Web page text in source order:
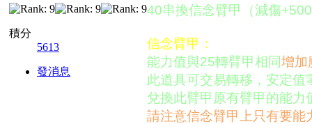
積分
5613
發消息
40串換信念臂甲（減傷
信念臂甲：
能力值與25轉臂甲相同增加
此道具可交易轉移，安定
兌換此臂甲原有臂甲的能
請注意信念臂甲上只有要能